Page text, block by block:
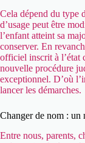
Cela dépend du type
d’usage peut être
l’enfant atteint sa
conserver. En
officiel inscrit à l’état
nouvelle procédure
exceptionnel. D’où
lancer les démarches.
Changer de nom : un
Entre nous, parents,